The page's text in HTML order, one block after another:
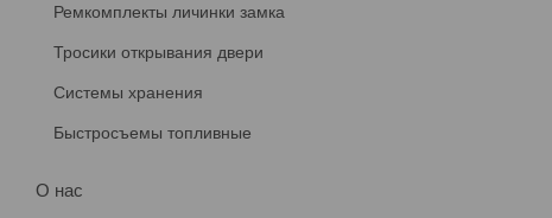
Ремкомплекты личинки замка
Тросики открывания двери
Системы хранения
Быстросъемы топливные
О нас